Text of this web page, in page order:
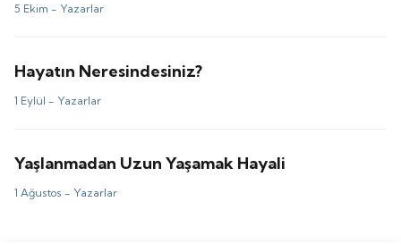
5 Ekim - Yazarlar
Hayatın Neresindesiniz?
1 Eylül - Yazarlar
Yaşlanmadan Uzun Yaşamak Hayali
1 Ağustos - Yazarlar